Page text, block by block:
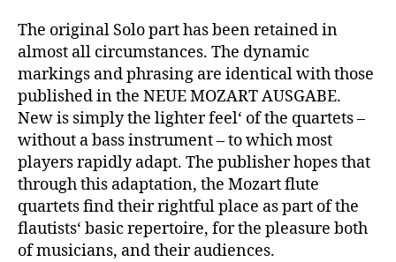
The original Solo part has been retained in
almost all circumstances. The dynamic
markings and phrasing are identical with those
published in the NEUE MOZART AUSGABE.
New is simply the lighter feel‘ of the quartets –
without a bass instrument – to which most
players rapidly adapt. The publisher hopes that
through this adaptation, the Mozart flute
quartets find their rightful place as part of the
flautists‘ basic repertoire, for the pleasure both
of musicians, and their audiences.